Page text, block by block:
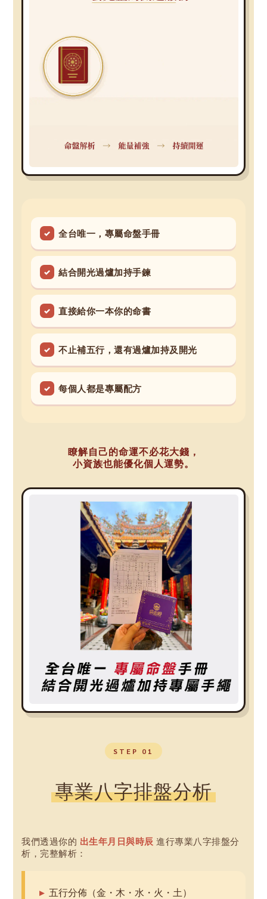
全台唯一，專屬命盤手冊
結合開光過爐加持手鍊
直接給你一本你的命書
不止補五行，還有過爐加持及開光
每個人都是專屬配方
瞭解自己的命運不必花大錢，
小資族也能優化個人運勢。
STEP 01
專業八字排盤分析
我們透過你的 出生年月日與時辰 進行專業八字排盤分
析，完整解析：
五行分佈（金・木・水・火・土）